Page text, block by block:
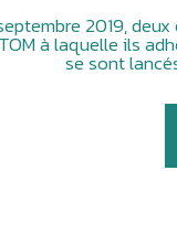
2019,
à laquelle ils
se sont